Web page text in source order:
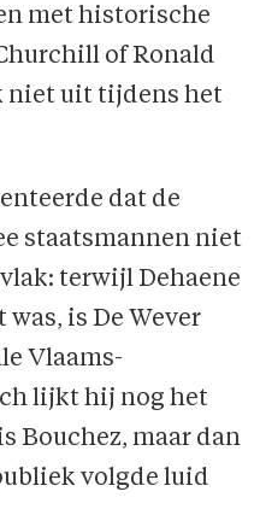
met historische
of Ronald
niet uit tijdens het
dat de
staatsmannen niet
terwijl Dehaene
is De Wever
Vlaams-
lijkt hij nog het
Bouchez, maar dan
volgde luid